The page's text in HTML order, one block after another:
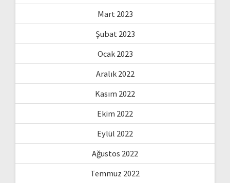
Mart 2023
Şubat 2023
Ocak 2023
Aralık 2022
Kasım 2022
Ekim 2022
Eylül 2022
Ağustos 2022
Temmuz 2022